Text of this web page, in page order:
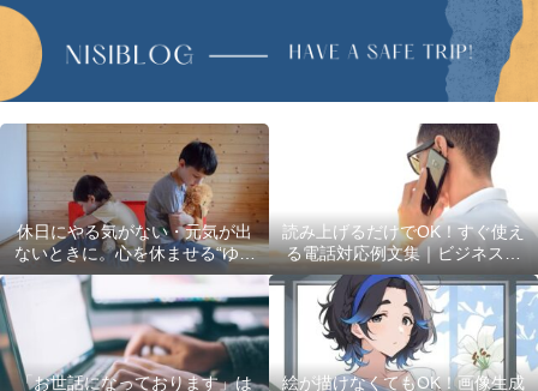
休日にやる気がない・元気が出
ないときに。心を休ませる“ゆる
い過ごし方”5選
読み上げるだけでOK！すぐ使え
る電話対応例文集｜ビジネスで
使える最初の言葉・最後の言葉
も完全網羅
「お世話になっております」は
絵が描けなくてもOK！画像生成